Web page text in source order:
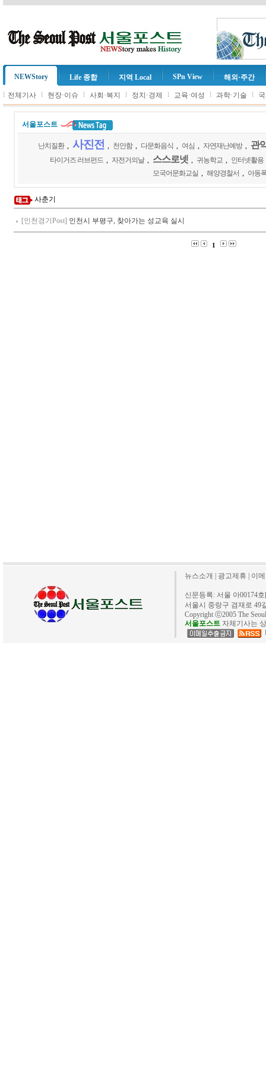
NEWStory Life 종합 지역 Local SPn View 해외·주간
l 전체기사 l 현장·이슈 l 사회·복지 l 정치·경제 l 교육·여성 l 과학·기술 l
서울포스트
난치질환 사진전 천안함 다문화음식 여심 자연재난예방 관
타이거즈 러브펀드 자전거의날 스스로넷 귀농학교
인터넷활용
모국어문화교실
해양경찰서 아동
사춘기
[인천경기Post] 인천시 부평구, 찾아가는 성교육 실시
1
뉴스소개 광고제휴 이
신문등록: 서울 아00174
서울시 중랑구 겸재로 49
Copyright ⓒ2005 The
서울포스트 자체기사는